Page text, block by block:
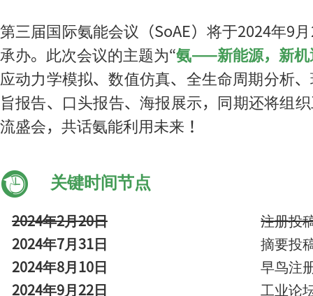
第三届国际氨能会议（SoAE）将于2024年9
承办。此次会议的主题为“氨——新能源，新
应动力学模拟、数值仿真、全生命周期分析
旨报告、口头报告、海报展示，同期还将组
流盛会，共话氨能利用未来！
关键时间节点
2024年2月20日
注册投
2024年7月31日
摘要投
2024年8月10日
早鸟注
2024年9月22日
工业论